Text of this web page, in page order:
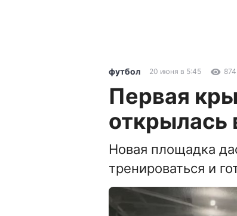
футбол 20 июня в 5:45
Первая
открылась
Новая площадка
тренироваться и